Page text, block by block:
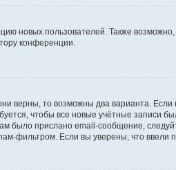
новых пользователей. Также
конференции.
верны, то возможны два варианта.
чтобы все новые учётные записи
было прислано email-сообщение,
фильтром. Если вы уверены, что